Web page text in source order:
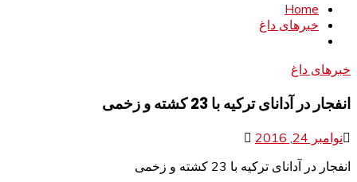
Home
خبرهای داغ
خبرهای داغ
انفجار در آدانای ترکیه با 23 کشته و زخمی
نوامبر 24, 2016
انفجار در آدانای ترکیه با 23 کشته و زخمی